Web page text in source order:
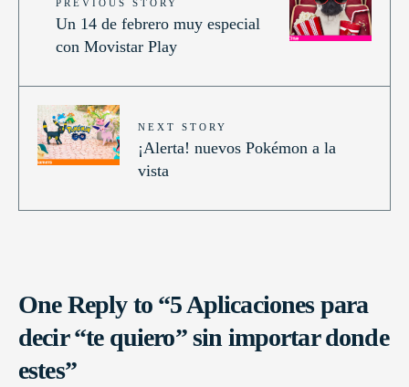
PREVIOUS STORY
Un 14 de febrero muy especial
con Movistar Play
NEXT STORY
¡Alerta! nuevos Pokémon a la
vista
One Reply to “5 Aplicaciones para
decir “te quiero” sin importar donde
estes”